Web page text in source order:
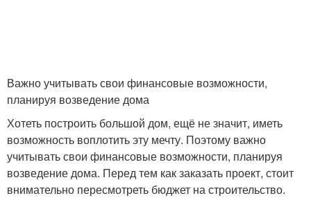
Важно учитывать свои финансовые возможности,
планируя возведение дома
Хотеть построить большой дом, ещё не значит, иметь
возможность воплотить эту мечту. Поэтому важно
учитывать свои финансовые возможности, планируя
возведение дома. Перед тем как заказать проект, стоит
внимательно пересмотреть бюджет на строительство.